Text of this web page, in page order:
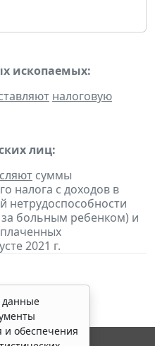
ископаемых:
налоговую
лиц:
суммы
налога с доходов в
нетрудоспособности
больным ребенком) и
2021 г.
и обеспечения